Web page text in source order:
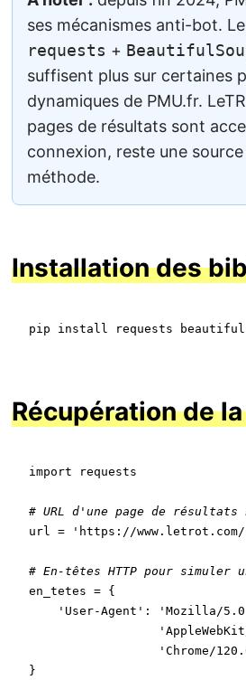
ses mécanismes anti-bot.
requests +
suffisent plus sur certaines
dynamiques de PMU.fr.
pages de résultats sont
connexion, reste une
méthode.
Installation des
pip install requests
Récupération de
import requests
# URL d'une page de résultats
url =
'https://www.letrot.com/
# En-têtes HTTP pour simuler
en_tetes = {
'User-Agent' :
'Mozilla/5.0
'Chrome/
}